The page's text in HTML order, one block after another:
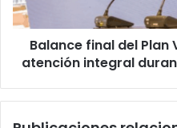
atención
integral
durante
Balance final del
atención integral